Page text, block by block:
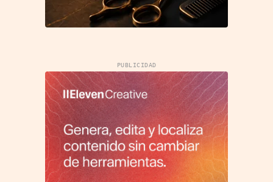
PUBLICIDAD